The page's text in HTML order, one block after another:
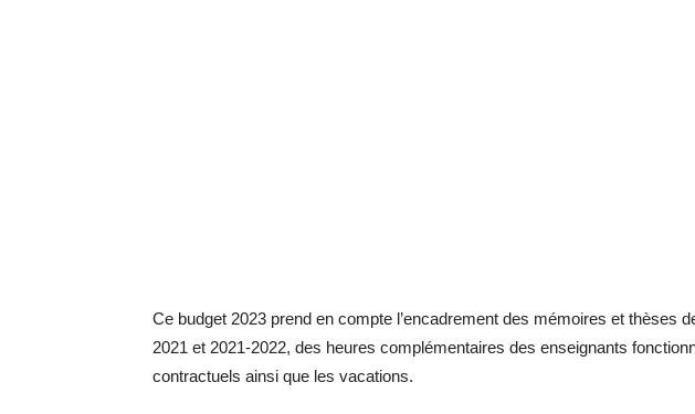
Ce budget 2023 prend en compte l’encadrement des mémoires et thèses
2021 et 2021-2022, des heures complémentaires des enseignants
contractuels ainsi que les vacations.